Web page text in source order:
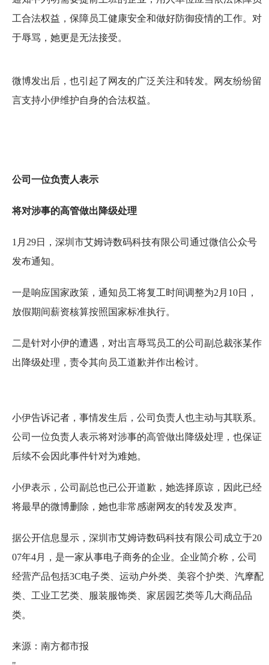
工合法权益，保障员工健康安全和做好防御疫情的工作。对
于辱骂，她更是无法接受。
微博发出后，也引起了网友的广泛关注和转发。网友纷纷留
言支持小伊维护自身的合法权益。
公司一位负责人表示
将对涉事的高管做出降级处理
1月29日，深圳市艾姆诗数码科技有限公司通过微信公众号
发布通知。
一是响应国家政策，通知员工将复工时间调整为2月10日，
放假期间薪资核算按照国家标准执行。
二是针对小伊的遭遇，对出言辱骂员工的公司副总裁张某作
出降级处理，责令其向员工道歉并作出检讨。
小伊告诉记者，事情发生后，公司负责人也主动与其联系。
公司一位负责人表示将对涉事的高管做出降级处理，也保证
后续不会因此事件针对为难她。
小伊表示，公司副总也已公开道歉，她选择原谅，因此已经
将最早的微博删除，她也非常感谢网友的转发及发声。
据公开信息显示，深圳市艾姆诗数码科技有限公司成立于20
07年4月，是一家从事电子商务的企业。企业简介称，公司
经营产品包括3C电子类、运动户外类、美容个护类、汽摩配
类、工业工艺类、服装服饰类、家居园艺类等几大商品品
类。
来源：南方都市报